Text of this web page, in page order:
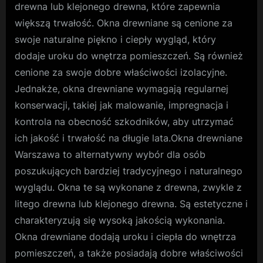
drewna lub klejonego drewna, które zapewnia
większą trwałość. Okna drewniane są cenione za
swoje naturalne piękno i ciepły wygląd, który
dodaje uroku do wnętrza pomieszczeń. Są również
cenione za swoje dobre właściwości izolacyjne.
Jednakże, okna drewniane wymagają regularnej
konserwacji, takiej jak malowanie, impregnacja i
kontrola na obecność szkodników, aby utrzymać
ich jakość i trwałość na długie lata.Okna drewniane
Warszawa to alternatywny wybór dla osób
poszukujących bardziej tradycyjnego i naturalnego
wyglądu. Okna te są wykonane z drewna, zwykle z
litego drewna lub klejonego drewna. Są estetyczne i
charakteryzują się wysoką jakością wykonania.
Okna drewniane dodają uroku i ciepła do wnętrza
pomieszczeń, a także posiadają dobre właściwości